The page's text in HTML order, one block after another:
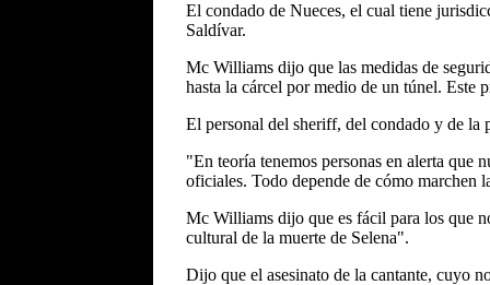
El condado de Nueces, el cual tiene
Saldívar.
Mc Williams dijo que las medidas de
hasta la cárcel por medio de un túnel. Este
El personal del sheriff, del condado y de la
"En teoría tenemos personas en alerta que
oficiales. Todo depende de cómo marchen
Mc Williams dijo que es fácil para los que
cultural de la muerte de Selena".
Dijo que el asesinato de la cantante, cuyo